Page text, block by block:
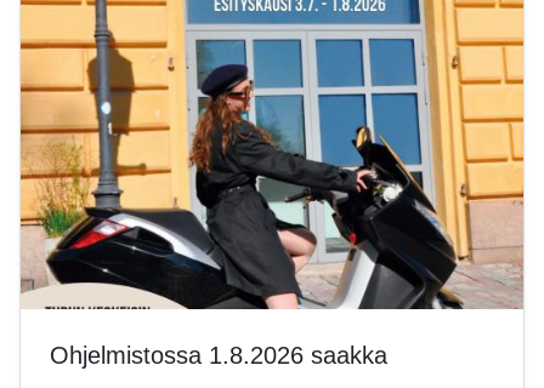
Ohjelmistossa 1.8.2026 saakka